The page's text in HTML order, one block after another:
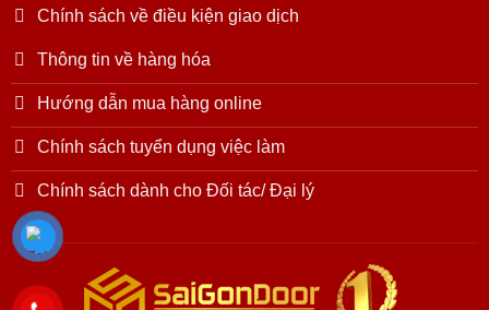
Chính sách về điều kiện giao dịch
Thông tin về hàng hóa
Hướng dẫn mua hàng online
Chính sách tuyển dụng việc làm
Chính sách dành cho Đối tác/ Đại lý